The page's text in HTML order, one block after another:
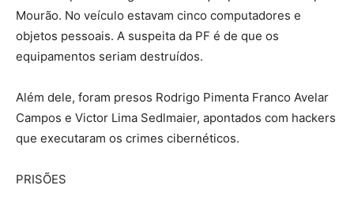
Mourão. No veículo estavam cinco computadores e
objetos pessoais. A suspeita da PF é de que os
equipamentos seriam destruídos.
Além dele, foram presos Rodrigo Pimenta Franco Avelar
Campos e Victor Lima Sedlmaier, apontados com hackers
que executaram os crimes cibernéticos.
PRISÕES